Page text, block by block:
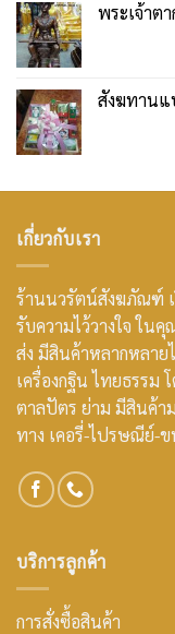
พระเจ้าต
สังฆทานแ
เกี่ยวกับเรา
ร้านนวรัตน์สังฆภัณฑ์
รับความไว้วางใจ ใ
ส่ง มีสินค้าหลากหลาย
เครื่องกฐิน ไทยธรร
ตาลปัตร ย่าม มีสินค้า
ทาง เคอรี่-ไปรษณีย์-ข
บริการลูกค้า
การสั่งซื้อสินค้า